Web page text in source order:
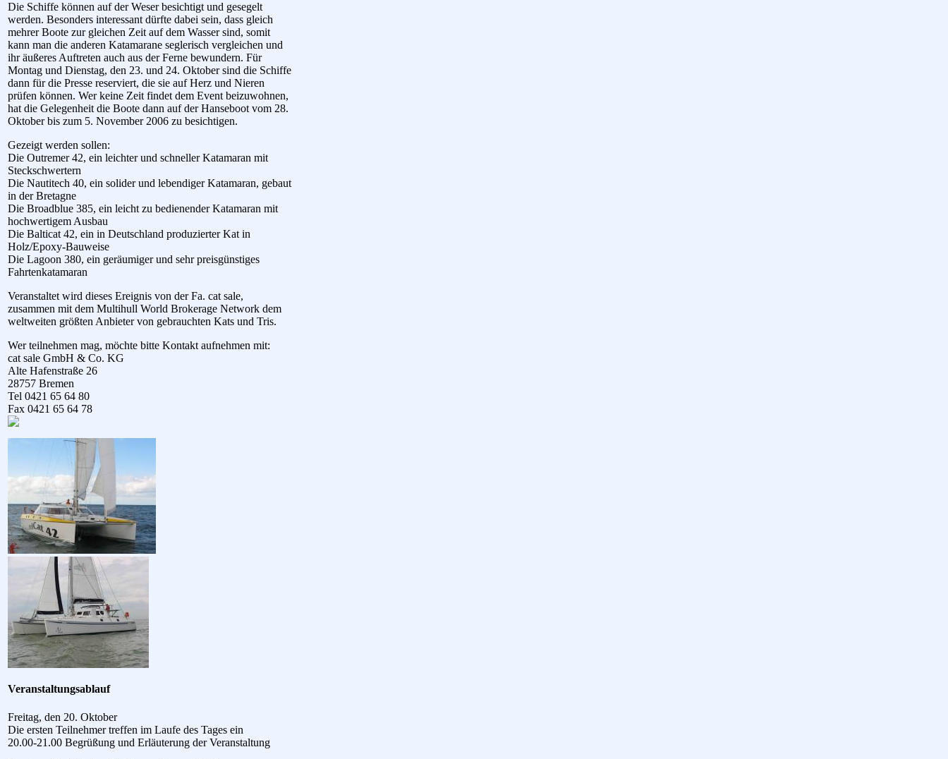
Die Schiffe können auf der Weser besichtigt und gesegelt
werden. Besonders interessant dürfte dabei sein, dass gleich
mehrer Boote zur gleichen Zeit auf dem Wasser sind, somit
kann man die anderen Katamarane seglerisch vergleichen und
ihr äußeres Auftreten auch aus der Ferne bewundern. Für
Montag und Dienstag, den 23. und 24. Oktober sind die Schiffe
dann für die Presse reserviert, die sie auf Herz und Nieren
prüfen können. Wer keine Zeit findet dem Event beizuwohnen,
hat die Gelegenheit die Boote dann auf der Hanseboot vom 28.
Oktober bis zum 5. November 2006 zu besichtigen.
Gezeigt werden sollen:
Die Outremer 42, ein leichter und schneller Katamaran mit
Steckschwertern
Die Nautitech 40, ein solider und lebendiger Katamaran, gebaut
in der Bretagne
Die Broadblue 385, ein leicht zu bedienender Katamaran mit
hochwertigem Ausbau
Die Balticat 42, ein in Deutschland produzierter Kat in
Holz/Epoxy-Bauweise
Die Lagoon 380, ein geräumiger und sehr preisgünstiges
Fahrtenkatamaran
Veranstaltet wird dieses Ereignis von der Fa. cat sale,
zusammen mit dem Multihull World Brokerage Network dem
weltweiten größten Anbieter von gebrauchten Kats und Tris.
Wer teilnehmen mag, möchte bitte Kontakt aufnehmen mit:
cat sale GmbH & Co. KG
Alte Hafenstraße 26
28757 Bremen
Tel 0421 65 64 80
Fax 0421 65 64 78
Veranstaltungsablauf
Freitag, den 20. Oktober
Die ersten Teilnehmer treffen im Laufe des Tages ein
20.00-21.00 Begrüßung und Erläuterung der Veranstaltung